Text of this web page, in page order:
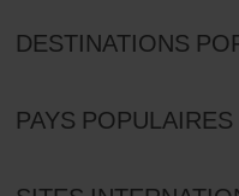
DESTINATIONS
PAYS POPULAIRES